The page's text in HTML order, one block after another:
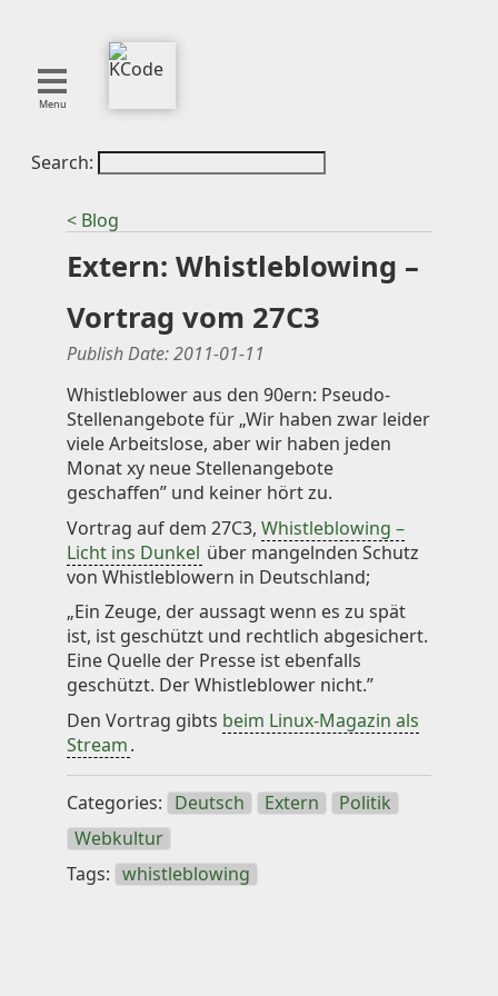
Menu
About
Blog
Projects
Publications
Curation
Resources
Reference
Featured
Knowledge
Impressum
Animecategories
Categories
Tags
Technologies
Search:
< Blog
Extern: Whistleblowing –
Vortrag vom 27C3
Publish Date:2011-01-11
Whistleblower aus den 90ern: Pseudo-
Stellenangebote für „Wir haben zwar leider
viele Arbeitslose, aber wir haben jeden
Monat xy neue Stellenangebote
geschaffen” und keiner hört zu.
Vortrag auf dem 27C3, Whistleblowing –
Licht ins Dunkel über mangelnden Schutz
von Whistleblowern in Deutschland;
„Ein Zeuge, der aussagt wenn es zu spät
ist, ist geschützt und rechtlich abgesichert.
Eine Quelle der Presse ist ebenfalls
geschützt. Der Whistleblower nicht.”
Den Vortrag gibts beim Linux-Magazin als
Stream.
Categories: Deutsch Extern
Politik
Webkultur
Tags: whistleblowing